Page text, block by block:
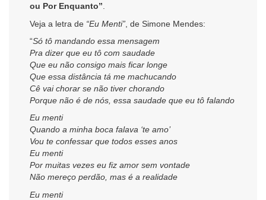
ou Por Enquanto”
Veja a letra de “Eu Menti” , de Simone Mendes:
“Só tô mandando essa mensagem
Pra dizer que eu tô com saudade
Que eu não consigo mais ficar longe
Que essa distância tá me machucando
Cê vai chorar se não tiver chorando
Porque não é de nós, essa saudade que eu tô falando
Eu menti
Quando a minha boca falava ‘te amo’
Vou te confessar que todos esses anos
Eu menti
Por muitas vezes eu fiz amor sem vontade
Não mereço perdão, mas é a realidade
Eu menti